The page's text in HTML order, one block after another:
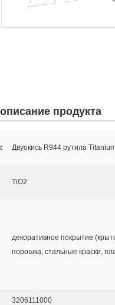
продукта
Двуокись R944 рутила
TiO2
декоративное покрытие
порошка, стальные краски,
3206111000